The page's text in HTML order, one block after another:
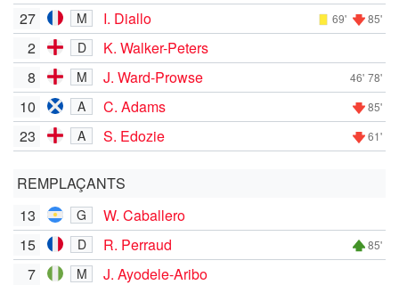
27 M I. Diallo 69' 85'
2 D
K. Walker-Peters
8
M J. Ward-Prowse 46' 78'
10 A C. Adams 85'
23 A S. Edozie 61'
REMPLAÇANTS
13
G
W. Caballero
15
D R. Perraud 85'
7 M
J. Ayodele-Aribo